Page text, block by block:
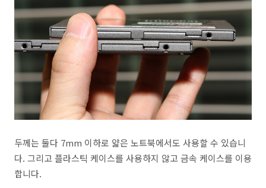
두께는 둘다 7mm 이하로 얇은 노트북에서도 사용할 수 있습니
다. 그리고 플라스틱 케이스를 사용하지 않고 금속 케이스를 이용
합니다.